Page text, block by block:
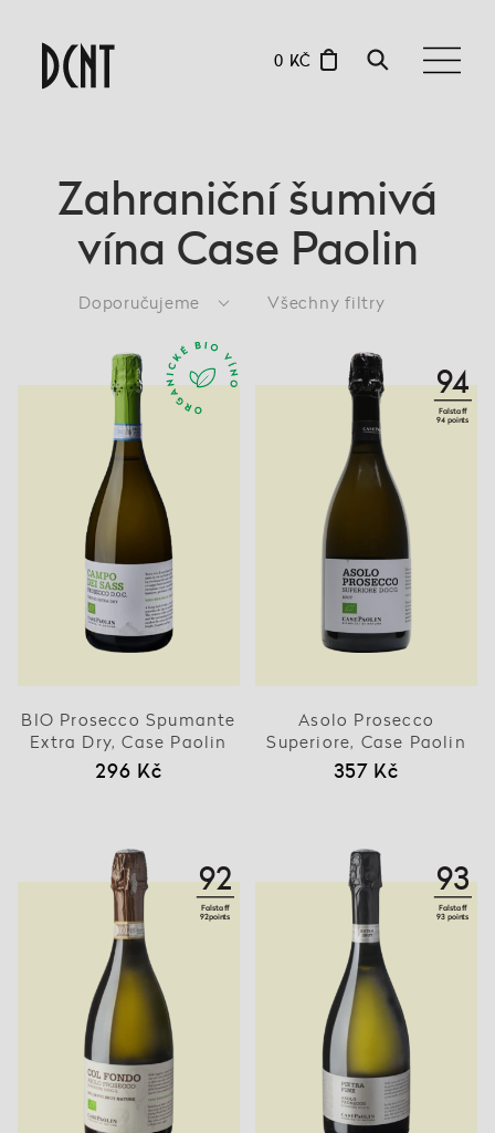
0 KČ
Zahraniční šumivá
vína Case Paolin
Doporučujeme Všechny filtry
BIO Prosecco Spumante
Extra Dry, Case Paolin
296 Kč
94
Falstaff
94 points
Asolo Prosecco
Superiore, Case Paolin
357 Kč
92
Falstaff
92points
93
Falstaff
93 points